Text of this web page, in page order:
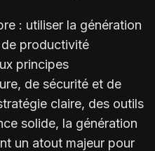
: utiliser la génération
productivité
principes
de sécurité et de
claire, des outils
solide, la génération
un atout majeur pour